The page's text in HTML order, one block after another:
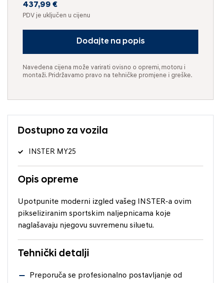
437,99 €
PDV je uključen u cijenu
Dodajte na popis
Navedena cijena može varirati ovisno o opremi, motoru i
montaži. Pridržavamo pravo na tehničke promjene i greške.
Dostupno za vozila
INSTER MY25
Opis opreme
Upotpunite moderni izgled vašeg INSTER-a ovim
pikseliziranim sportskim naljepnicama koje
naglašavaju njegovu suvremenu siluetu.
Tehnički detalji
Preporuča se profesionalno postavljanje od